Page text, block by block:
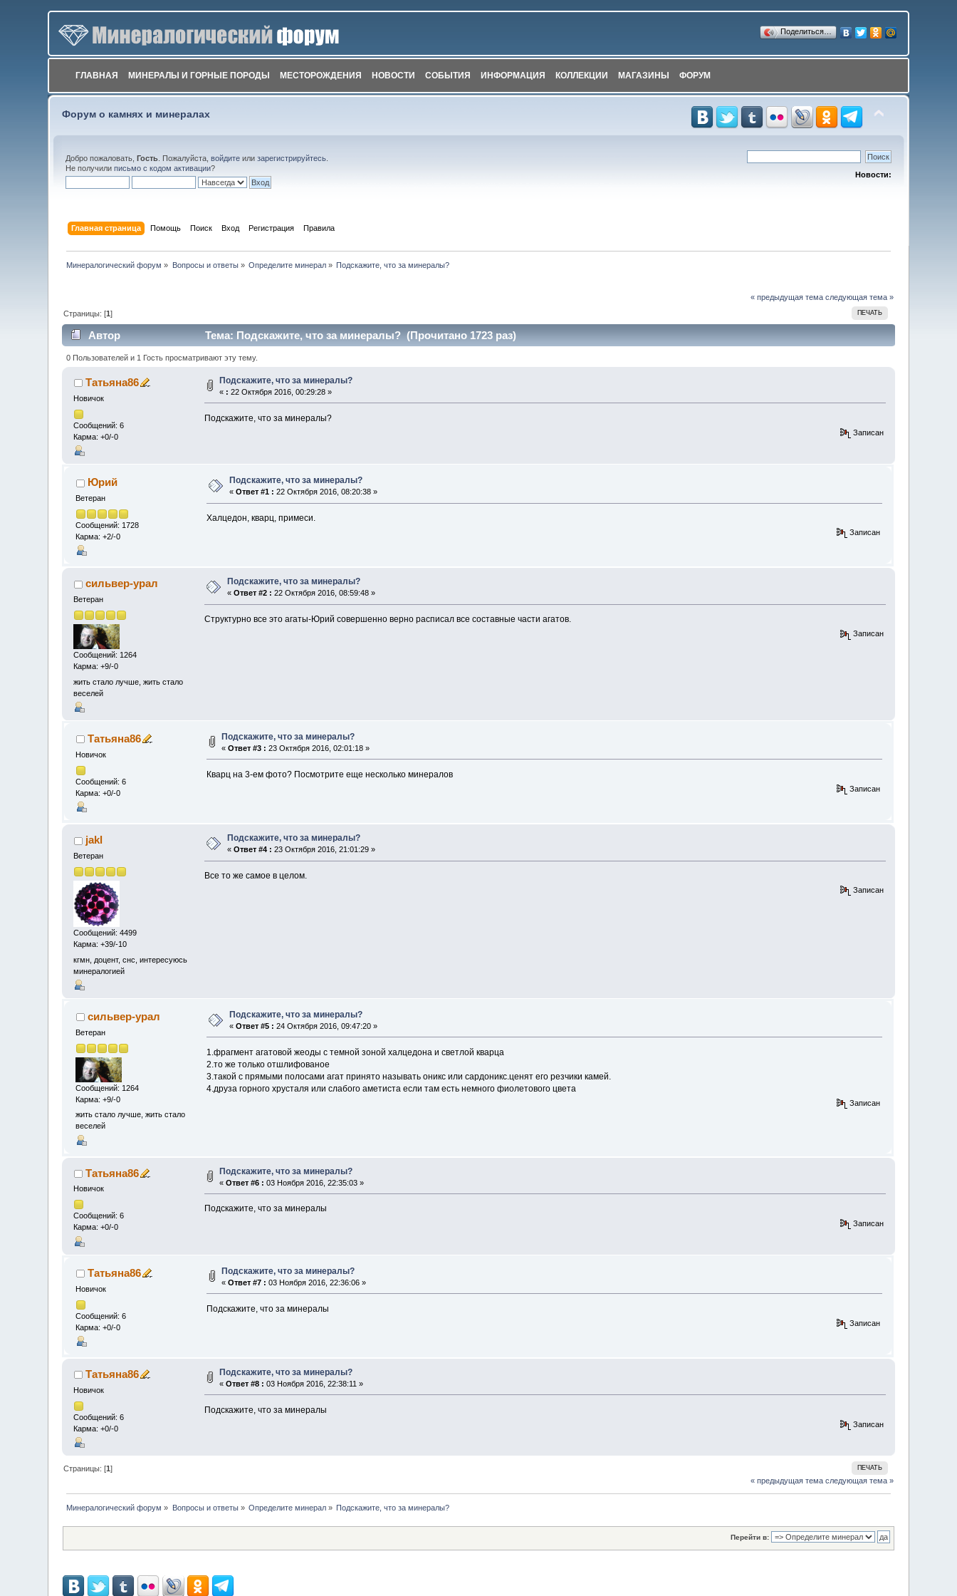
Поделиться…
ГЛАВНАЯ МИНЕРАЛЫ И ГОРНЫЕ ПОРОДЫ МЕСТОРОЖДЕНИЯ НОВОСТИ СОБЫТИЯ ИНФОРМАЦИЯ КОЛЛЕКЦИИ МАГАЗИНЫ ФОРУМ
Форум о камнях и минералах
Добро пожаловать,Гость . Пожалуйста,войдите илизарегистрируйтесь
Не получилиписьмо с кодом активации?
Новости:
Главная страница Помощь Поиск Вход Регистрация Правила
Минералогический форум » Вопросы и ответы» Определите минерал » Подскажите, что за минералы?
« предыдущая тема следующая тема »
ПЕЧАТЬ
Страницы: [1]
Автор Тема: Подскажите, что за минералы? (Прочитано 1723 раз)
0 Пользователей и 1 Гость просматривают эту тему.
Татьяна86
Новичок
Сообщений: 6
Карма: +0/-0
Подскажите, что за минералы?
« : 22 Октября 2016, 00:29:28 »
Подскажите, что за минералы?
Записан
Юрий
Ветеран
Сообщений: 1728
Карма: +2/-0
Подскажите, что за минералы?
«Ответ #1 : 22 Октября 2016, 08:20:38 »
Халцедон, кварц, примеси.
Записан
сильвер-урал
Ветеран
Сообщений: 1264
Карма: +9/-0
жить стало лучше, жить стало
веселей
Подскажите, что за минералы?
«Ответ #2 : 22 Октября 2016, 08:59:48 »
Структурно все это агаты-Юрий совершенно верно расписал все составные части агатов.
Записан
Татьяна86
Новичок
Сообщений: 6
Карма: +0/-0
Подскажите, что за минералы?
«Ответ #3 : 23 Октября 2016, 02:01:18 »
Кварц на 3-ем фото? Посмотрите еще несколько минералов
Записан
jakl
Ветеран
Сообщений: 4499
Карма: +39/-10
кгмн, доцент, снс, интересуюсь
минералогией
Подскажите, что за минералы?
«Ответ #4 : 23 Октября 2016, 21:01:29 »
Все то же самое в целом.
Записан
сильвер-урал
Ветеран
Сообщений: 1264
Карма: +9/-0
жить стало лучше, жить стало
веселей
Подскажите, что за минералы?
«Ответ #5 : 24 Октября 2016, 09:47:20 »
1.фрагмент агатовой жеоды с темной зоной халцедона и светлой кварца
2.то же только отшлифованое
3.такой с прямыми полосами агат принято называть оникс или сардоникс.ценят его резчики камей.
4.друза горного хрусталя или слабого аметиста если там есть немного фиолетового цвета
Записан
Татьяна86
Новичок
Сообщений: 6
Карма: +0/-0
Подскажите, что за минералы?
«Ответ #6 : 03 Ноября 2016, 22:35:03 »
Подскажите, что за минералы
Записан
Татьяна86
Новичок
Сообщений: 6
Карма: +0/-0
Подскажите, что за минералы?
«Ответ #7 : 03 Ноября 2016, 22:36:06 »
Подскажите, что за минералы
Записан
Татьяна86
Новичок
Сообщений: 6
Карма: +0/-0
Подскажите, что за минералы?
«Ответ #8 : 03 Ноября 2016, 22:38:11 »
Подскажите, что за минералы
Записан
ПЕЧАТЬ
Страницы: [1]
« предыдущая тема следующая тема »
Минералогический форум » Вопросы и ответы» Определите минерал » Подскажите, что за минералы?
Перейти в: